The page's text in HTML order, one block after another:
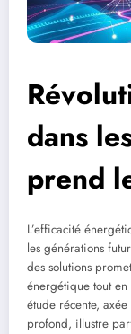
dans
prend
L’efficacité
les générations
des solutions
énergétique tout
étude récente,
profond, illustre